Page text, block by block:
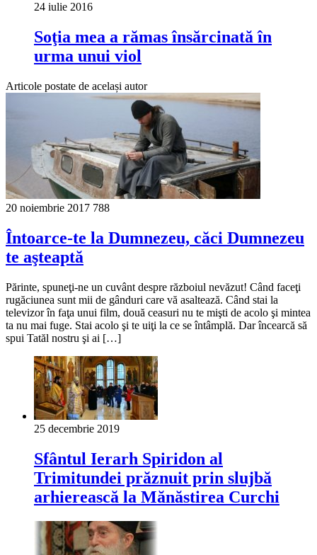
24 iulie 2016
Soţia mea a rămas însărcinată în
urma unui viol
Articole postate de același autor
20 noiembrie 2017 788
Întoarce-te la Dumnezeu, căci Dumnezeu
te aşteaptă
Părinte, spuneţi-ne un cuvânt despre războiul nevăzut! Când faceţi
rugăciunea sunt mii de gânduri care vă asaltează. Când stai la
televizor în faţa unui film, două ceasuri nu te mişti de acolo şi mintea
ta nu mai fuge. Stai acolo şi te uiţi la ce se întâmplă. Dar încearcă să
spui Tatăl nostru şi ai […]
25 decembrie 2019
Sfântul Ierarh Spiridon al
Trimitundei prăznuit prin slujbă
arhierească la Mănăstirea Curchi